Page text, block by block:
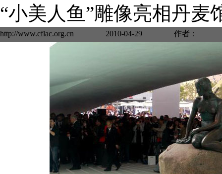
“小美人鱼”雕像亮相丹麦
http://www.cflac.org.cn 2010-04-29 作者：